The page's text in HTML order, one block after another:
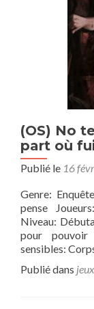
(OS) No
part où
Publié le 16
Genre:
pense
Niveau:
pour
sensibles:
Publié dans